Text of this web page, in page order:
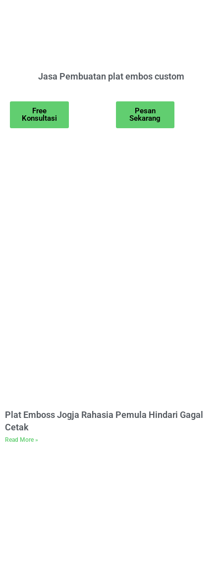
Jasa Pembuatan plat embos custom
Free
Konsultasi
Pesan
Sekarang
Plat Emboss Jogja Rahasia Pemula Hindari Gagal
Cetak
Read More »